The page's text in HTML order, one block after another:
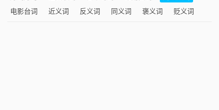
电影台词
近义词 反义词 同义词 褒义词
贬义词